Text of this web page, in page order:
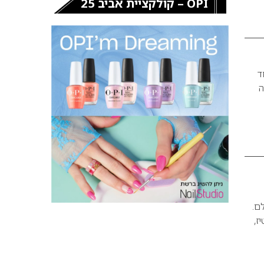
OPI – קולקציית אביב 25